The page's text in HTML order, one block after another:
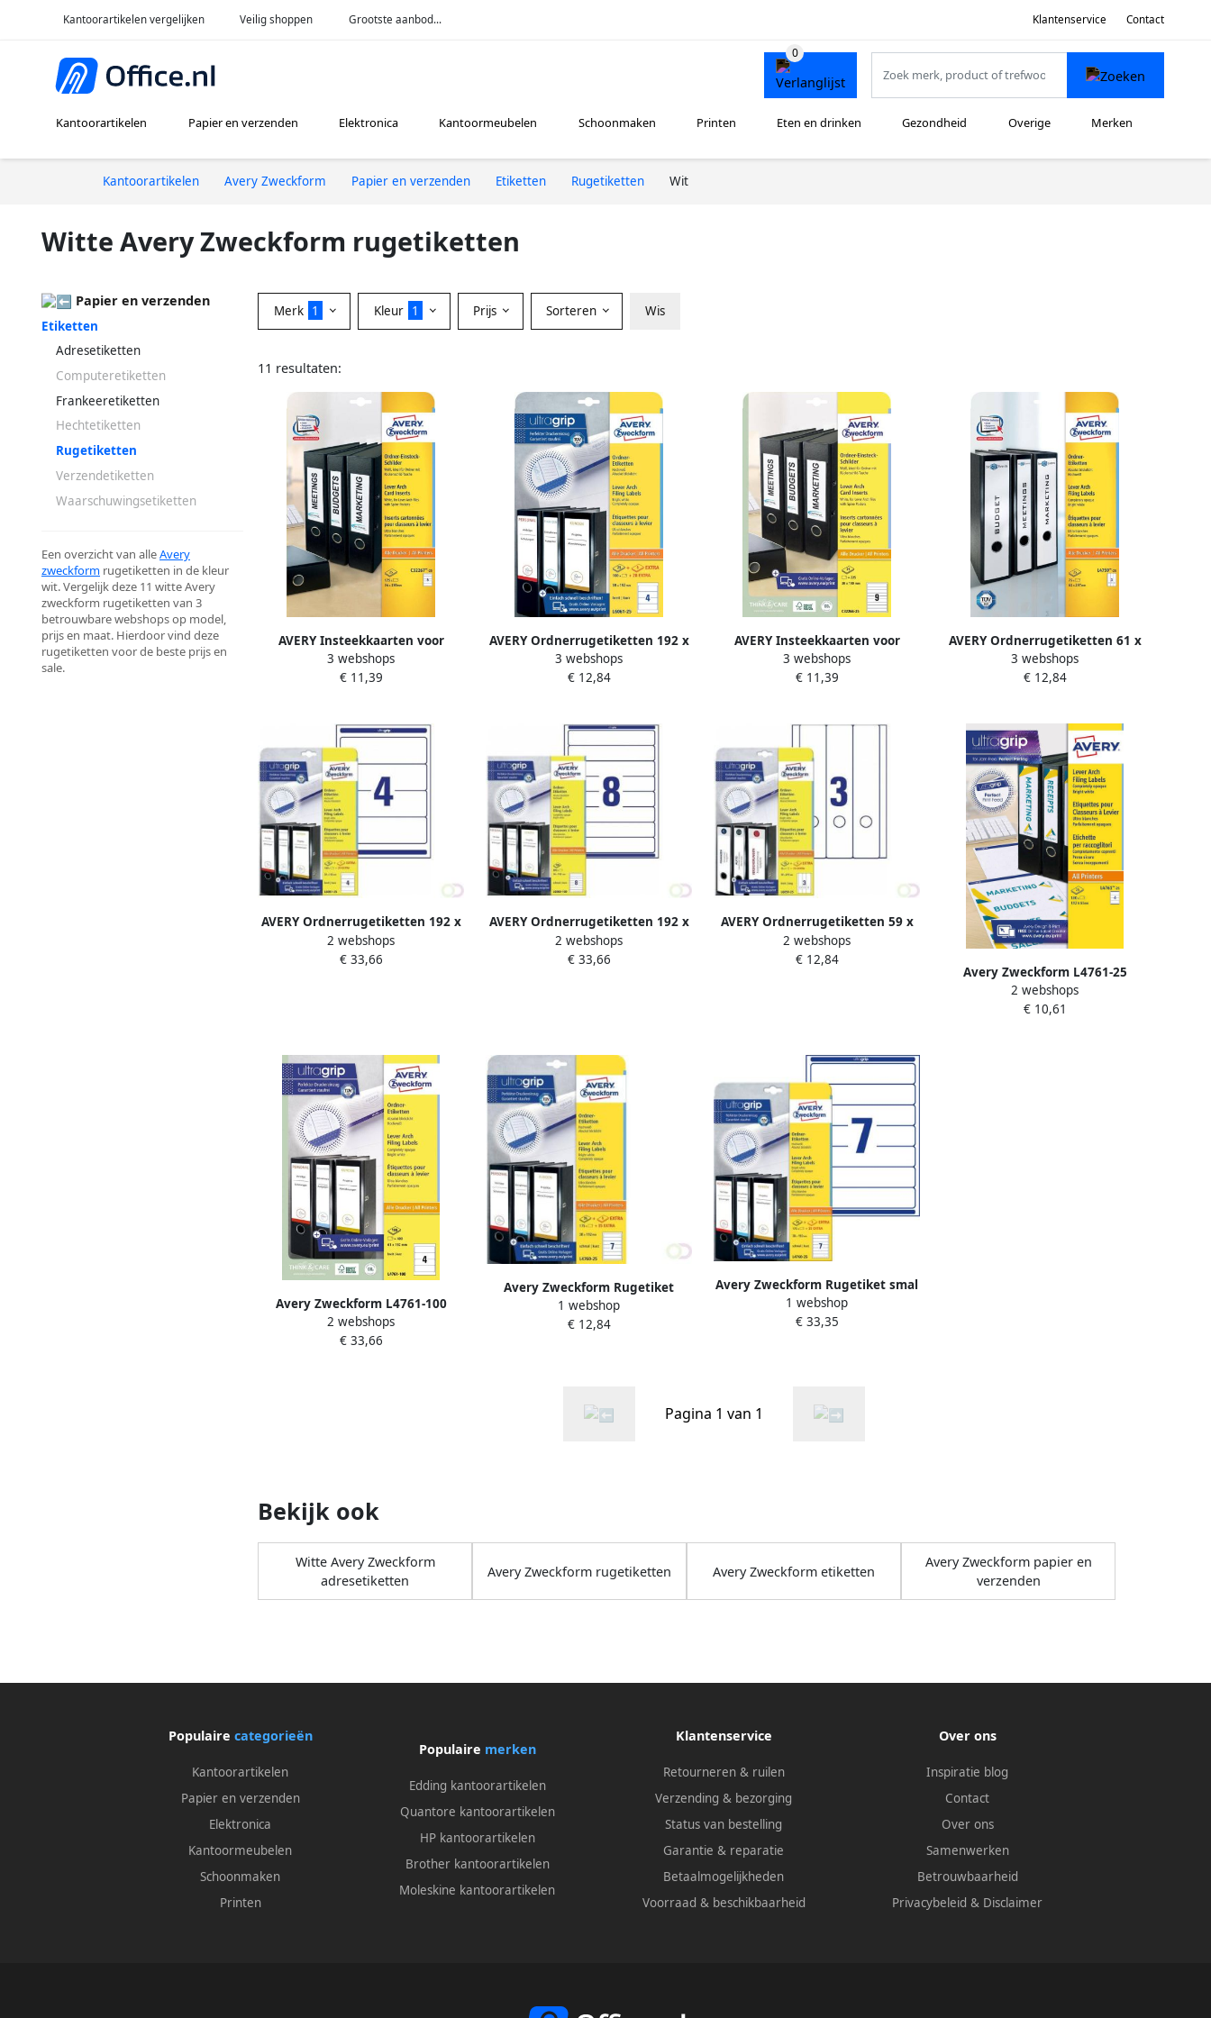
Kantoorartikelen vergelijken Veilig shoppen Grootste aanbod... Klantenservice Contact
Kantoorartikelen Papier en verzenden Elektronica Kantoormeubelen Schoonmaken Printen Eten en drinken Gezondheid Overige Merken
Kantoorartikelen Avery Zweckform Papier en verzenden Etiketten Rugetiketten Wit
Witte Avery Zweckform rugetiketten
Papier en verzenden
Etiketten
Adresetiketten
Computeretiketten
Frankeeretiketten
Hechtetiketten
Rugetiketten
Verzendetiketten
Waarschuwingsetiketten
Een overzicht van alleAvery
zweckform rugetiketten in de kleur
wit. Vergelijk deze 11 witte Avery
zweckform rugetiketten van 3
betrouwbare webshops op model,
prijs en maat. Hierdoor vind deze
rugetiketten voor de beste prijs en
sale.
Merk 1 Kleur 1 Prijs Sorteren Wis
11 resultaten:
AVERY Insteekkaarten voor
ordnerrug 54 x 190 mm wit
Inkjetprinter Laserprinter
3 webshops
€ 11,39
AVERY Ordnerrugetiketten 192 x
59 mm wit Inkjetprinter
Laserprinter Kopieerapparaat
3 webshops
€ 12,84
AVERY Insteekkaarten voor
ordnerrug 30 x 190 mm wit
Inkjetprinter Laserprinter
3 webshops
€ 11,39
AVERY Ordnerrugetiketten 61 x
297 mm wit Inkjetprinter
Laserprinter Kopieerapparaat
3 webshops
€ 12,84
AVERY Ordnerrugetiketten 192 x
59 mm wit Inkjetprinter
Laserprinter Kopieerapparaat
2 webshops
€ 33,66
AVERY Ordnerrugetiketten 192 x
34 mm wit Inkjetprinter
Laserprinter Kopieerapparaat
2 webshops
€ 33,66
AVERY Ordnerrugetiketten 59 x
297 mm wit Inkjetprinter
Laserprinter Kopieerapparaat
2 webshops
€ 12,84
Avery Zweckform L4761-25
ordnerrugetiketten ft 19 2 x 6 1
cm (b x h) 100 etiketten wit
2 webshops
€ 10,61
Avery Zweckform L4761-100
ordnerrugetiketten ft 19 2 x 6 1
cm (b x h) 400 etiketten wit
2 webshops
€ 33,66
Avery Zweckform Rugetiket
Avery smal 38x192mm
zelfklevend wit
1 webshop
€ 12,84
Avery Zweckform Rugetiket smal
38x192mm zelfklevend wit 100
vel
1 webshop
€ 33,35
Pagina 1 van 1
Bekijk ook
Witte Avery Zweckform
adresetiketten
Avery Zweckform rugetiketten Avery Zweckform etiketten
Avery Zweckform papier en
verzenden
Populaire categorieën
Kantoorartikelen
Papier en verzenden
Elektronica
Kantoormeubelen
Schoonmaken
Printen
Populaire merken
Edding kantoorartikelen
Quantore kantoorartikelen
HP kantoorartikelen
Brother kantoorartikelen
Moleskine kantoorartikelen
Klantenservice
Retourneren & ruilen
Verzending & bezorging
Status van bestelling
Garantie & reparatie
Betaalmogelijkheden
Voorraad & beschikbaarheid
Over ons
Inspiratie blog
Contact
Over ons
Samenwerken
Betrouwbaarheid
Privacybeleid & Disclaimer